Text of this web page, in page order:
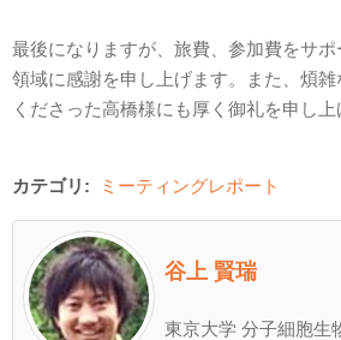
最後になりますが、旅費、参加費をサ
領域に感謝を申し上げます。また、煩
くださった高橋様にも厚く御礼を申し上
カテゴリ: ミーティングレポート
谷上 賢瑞
東京大学 分子細胞生